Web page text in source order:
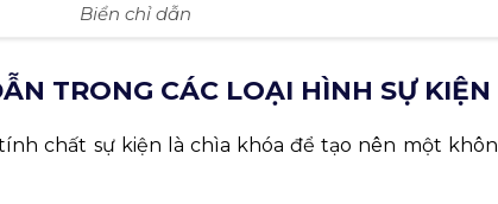
Biển chỉ dẫn
TRONG CÁC LOẠI HÌNH SỰ KIỆN
chất sự kiện là chìa khóa để tạo nên một